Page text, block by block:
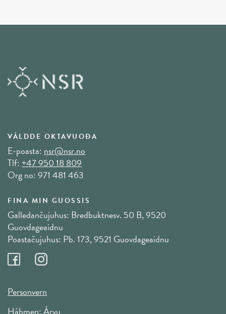
VÁLDDE OKTAVUOĐA
E-poasta:nsr@nsr.no
Tlf:+47 950 18 809
Org no: 971 481 463
FINA MIN GUOSSIS
Galledančujuhus: Bredbuktnesv. 50 B, 9520
Guovdageaidnu
Poastačujuhus: Pb. 173, 9521 Guovdageaidnu
Personvern